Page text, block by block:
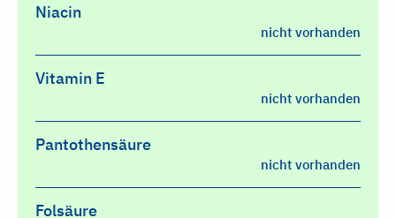
Niacin
nicht vorhanden
Vitamin E
nicht vorhanden
Pantothensäure
nicht vorhanden
Folsäure